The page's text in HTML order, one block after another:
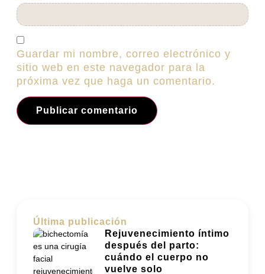
Guardar mi nombre, correo electrónico y
sitio web en este navegador para la
próxima vez que haga un comentario.
Rejuvenecimiento íntimo
después del parto:
cuándo el cuerpo no
vuelve solo
22 julio, 2026 No hay comentarios